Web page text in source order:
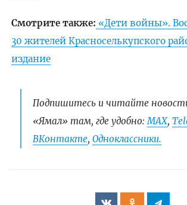
Смотрите также: «Дети войны».
30 жителей Красноселькупского
издание
Подпишитесь и читайте
«Ямал» там, где удобно:МАХ,
ВКонтакте, Одноклассники.